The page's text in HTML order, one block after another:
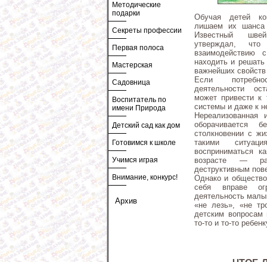
Методические
подарки
Секреты профессии
Первая полоса
Мастерская
Садовница
Воспитатель по
имени Природа
Детский сад как дом
Готовимся к школе
Учимся играя
Внимание, конкурс!
Архив
Обучая детей
лишаем их шанса
Известный
утверждал,
находить и
важнейших
Если
деятельности
может привести к
системы и даже к
Нереализованная
оборачивается
столкновении с
такими
восприниматься
возрасте —
деструктивным
Однако и
себя вправе
деятельность
«не лезь», «не
детским
то-то и то-то